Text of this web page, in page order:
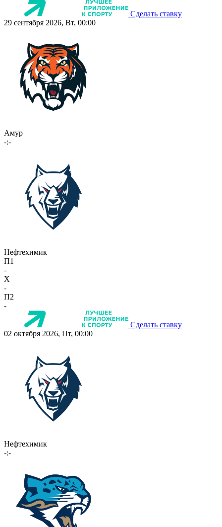
Сделать ставку
29 сентября 2026, Вт, 00:00
Амур
-:-
Нефтехимик
П1
-
X
-
П2
-
Сделать ставку
02 октября 2026, Пт, 00:00
Нефтехимик
-:-